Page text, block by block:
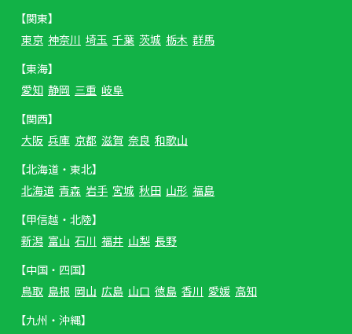
【関東】
東京 神奈川 埼玉 千葉 茨城 栃木 群馬
【東海】
愛知 静岡 三重 岐阜
【関西】
大阪 兵庫 京都 滋賀 奈良 和歌山
【北海道・東北】
北海道 青森 岩手 宮城 秋田 山形 福島
【甲信越・北陸】
新潟 富山 石川 福井 山梨 長野
【中国・四国】
鳥取 島根 岡山 広島 山口 徳島 香川 愛媛 高知
【九州・沖縄】